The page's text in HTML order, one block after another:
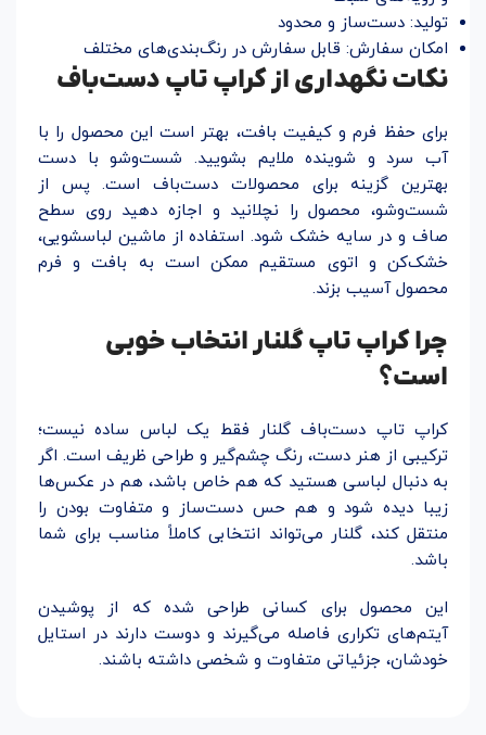
تولید: دست‌ساز و محدود
امکان سفارش: قابل سفارش در رنگ‌بندی‌های مختلف
نکات نگهداری از کراپ تاپ دست‌باف
برای حفظ فرم و کیفیت بافت، بهتر است این محصول را با
آب سرد و شوینده ملایم بشویید. شست‌وشو با دست
بهترین گزینه برای محصولات دست‌باف است. پس از
شست‌وشو، محصول را نچلانید و اجازه دهید روی سطح
صاف و در سایه خشک شود. استفاده از ماشین لباسشویی،
خشک‌کن و اتوی مستقیم ممکن است به بافت و فرم
محصول آسیب بزند.
چرا کراپ تاپ گلنار انتخاب خوبی
است؟
کراپ تاپ دست‌باف گلنار فقط یک لباس ساده نیست؛
ترکیبی از هنر دست، رنگ چشم‌گیر و طراحی ظریف است. اگر
به دنبال لباسی هستید که هم خاص باشد، هم در عکس‌ها
زیبا دیده شود و هم حس دست‌ساز و متفاوت بودن را
منتقل کند، گلنار می‌تواند انتخابی کاملاً مناسب برای شما
باشد.
این محصول برای کسانی طراحی شده که از پوشیدن
آیتم‌های تکراری فاصله می‌گیرند و دوست دارند در استایل
خودشان، جزئیاتی متفاوت و شخصی داشته باشند.